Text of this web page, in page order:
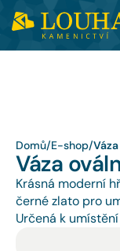
Domů/E-shop/
Váza
Krásná moderní
černé zlato pro
Určená k